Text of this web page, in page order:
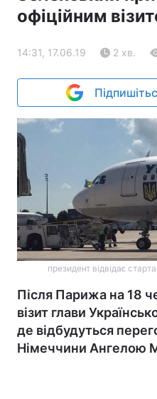
офіційним
14:31, 17.06.19 2 хв.
президент відвідає
Після Парижа на 18
візит глави
де відбудуться
Німеччини Ангелою